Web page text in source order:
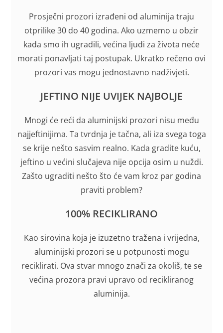
Prosječni prozori izrađeni od aluminija traju
otprilike 30 do 40 godina. Ako uzmemo u obzir
kada smo ih ugradili, većina ljudi za života neće
morati ponavljati taj postupak. Ukratko rečeno ovi
prozori vas mogu jednostavno nadživjeti.
JEFTINO NIJE UVIJEK NAJBOLJE
Mnogi će reći da aluminijski prozori nisu među
najjeftinijima. Ta tvrdnja je tačna, ali iza svega toga
se krije nešto sasvim realno. Kada gradite kuću,
jeftino u većini slučajeva nije opcija osim u nuždi.
Zašto ugraditi nešto što će vam kroz par godina
praviti problem?
100% RECIKLIRANO
Kao sirovina koja je izuzetno tražena i vrijedna,
aluminijski prozori se u potpunosti mogu
reciklirati. Ova stvar mnogo znači za okoliš, te se
većina prozora pravi upravo od recikliranog
aluminija.